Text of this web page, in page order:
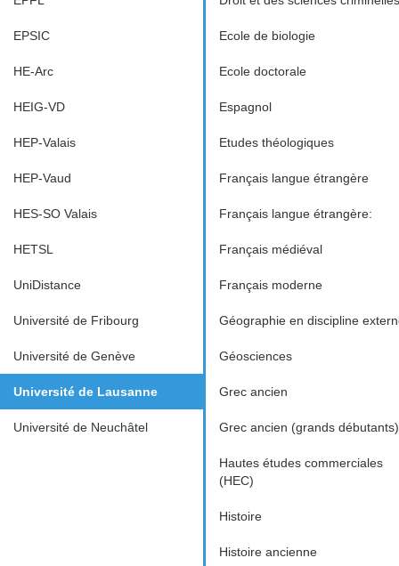
EPSIC
HE-Arc
HEIG-VD
HEP-Valais
HEP-Vaud
HES-SO Valais
HETSL
UniDistance
Université de Fribourg
Université de Genève
Université de Lausanne
Université de Neuchâtel
Ecole de biologie
Ecole doctorale
Espagnol
Etudes théologiques
Français langue étrangère
Français langue étrangère:
Français médiéval
Français moderne
Géographie en discipline
Géosciences
Grec ancien
Grec ancien (grands débutants)
Hautes études commerciales
(HEC)
Histoire
Histoire ancienne